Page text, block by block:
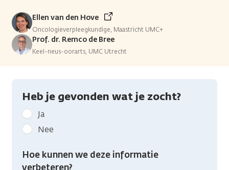
Ellen van den Hove
Oncologieverpleegkundige, Maastricht UMC+
Prof. dr. Remco de Bree
Keel-neus-oorarts, UMC Utrecht
Heb je gevonden wat je zocht?
Geef
kanker.nl
feedback:
Heb
Ja
Nee
Hoe kunnen we deze informatie
verbeteren?